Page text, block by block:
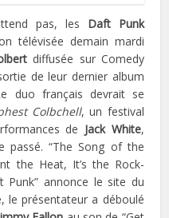
pas, les Daft Punk
télévisée demain mardi
diffusée sur Comedy
de leur dernier album
duo français devrait se
Colbchell, un festival
de Jack White,
passé. “The Song of the
the Heat, It’s the Rock-
Punk” annonce le site du
le présentateur a déboulé